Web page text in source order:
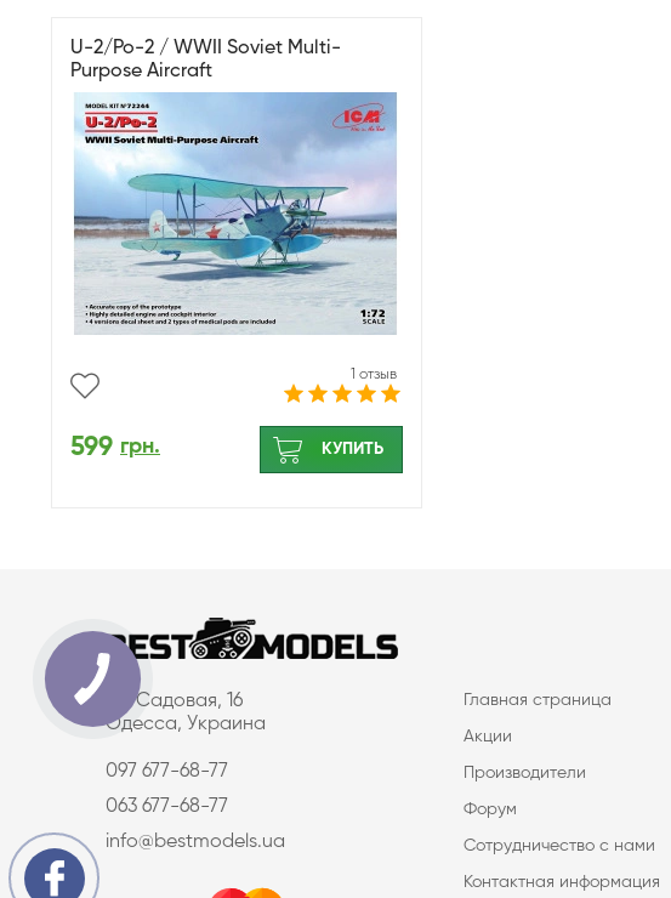
U-2/Po-2 / WWII Soviet Multi-
Purpose Aircraft
1 отзыв
599 грн. КУПИТЬ
ул. Садовая, 16
Одесса, Украина
097 677-68-77
063 677-68-77
info@bestmodels.ua
Главная страница
Акции
Производители
Форум
Сотрудничество с нами
Контактная информация